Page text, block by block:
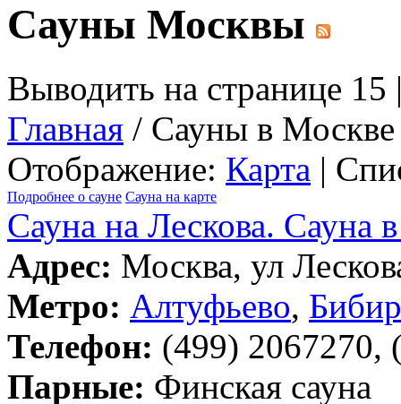
Сауны Москвы
Выводить на странице
Главная / Сауны в Москве
Отображение: Карта |
Подробнее о сауне Сауна на карте
Сауна на Лескова. Сауна
Адрес: Москва, ул
Метро: Алтуфьево,
Телефон: (499) 2067270,
Парные: Финская сауна